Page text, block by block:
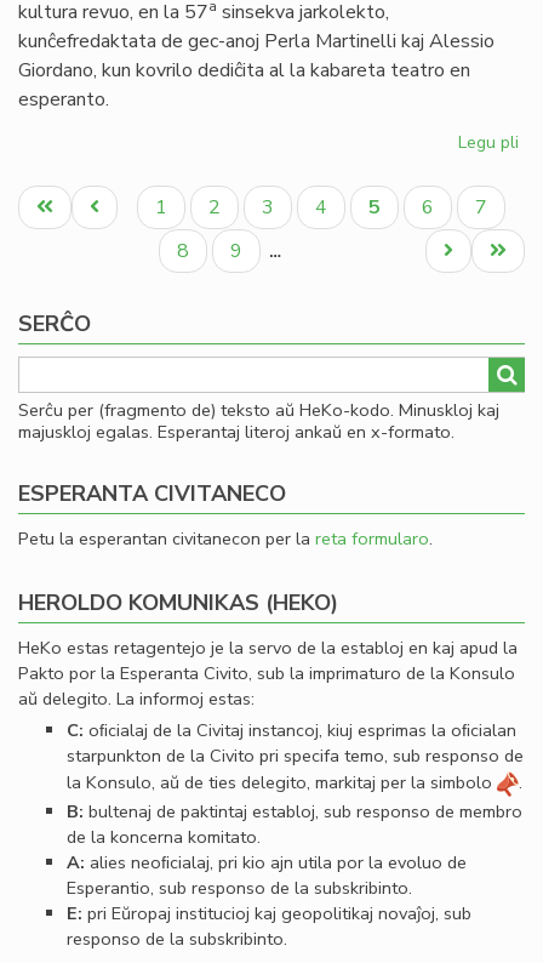
kultura revuo, en la 57a sinsekva jarkolekto,
kunĉefredaktata de gec-anoj Perla Martinelli kaj Alessio
Giordano, kun kovrilo dediĉita al la kabareta teatro en
esperanto.
Legu pli
de
Pagination
Unua
paĝo
Antaŭa
paĝo
Paĝo
1 Paĝo
2 Paĝo
3 Paĝo
4
Aktuala
paĝo
5 Paĝo
6 Paĝo
7
Paĝo
8 Paĝo
9 …
Last
page
Next
page
SERĈO
Serĉu per (fragmento de) teksto aŭ HeKo-kodo. Minuskloj kaj
majuskloj egalas. Esperantaj literoj ankaŭ en x-formato.
ESPERANTA CIVITANECO
Petu la esperantan civitanecon per la reta formularo.
HEROLDO KOMUNIKAS (HEKO)
HeKo estas retagentejo je la servo de la establoj en kaj apud la
Pakto por la Esperanta Civito, sub la imprimaturo de la Konsulo
aŭ delegito. La informoj estas:
C: oﬁcialaj de la Civitaj instancoj, kiuj esprimas la oﬁcialan
starpunkton de la Civito pri specifa temo, sub responso de
la Konsulo, aŭ de ties delegito, markitaj per la simbolo
.
B: bultenaj de paktintaj establoj, sub responso de membro
de la koncerna komitato.
A: alies neoﬁcialaj, pri kio ajn utila por la evoluo de
Esperantio, sub responso de la subskribinto.
E: pri Eŭropaj institucioj kaj geopolitikaj novaĵoj, sub
responso de la subskribinto.